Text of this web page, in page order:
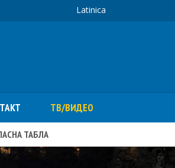
Latinica
ТВ/ВИДЕО
ТАБЛА